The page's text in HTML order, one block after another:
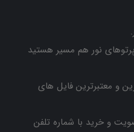
نور هم مسیر هستید
و معتبرترین فایل های
و خرید با شماره تلفن